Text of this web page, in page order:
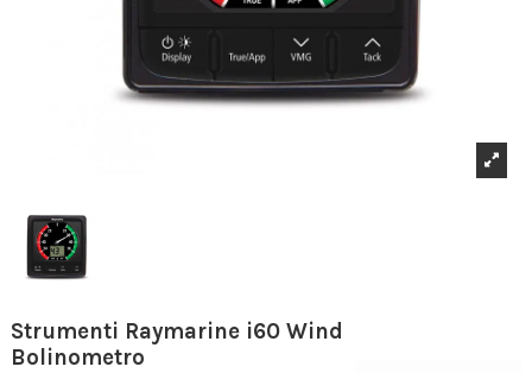
Strumenti Raymarine i60 Wind
Bolinometro